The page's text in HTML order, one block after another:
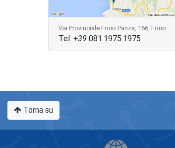
Via Provinciale Forio Panza, 166, Forio
Tel. +39 081.1975.1975
Torna su